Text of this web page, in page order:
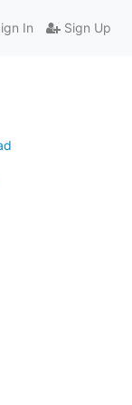
In Sign Up